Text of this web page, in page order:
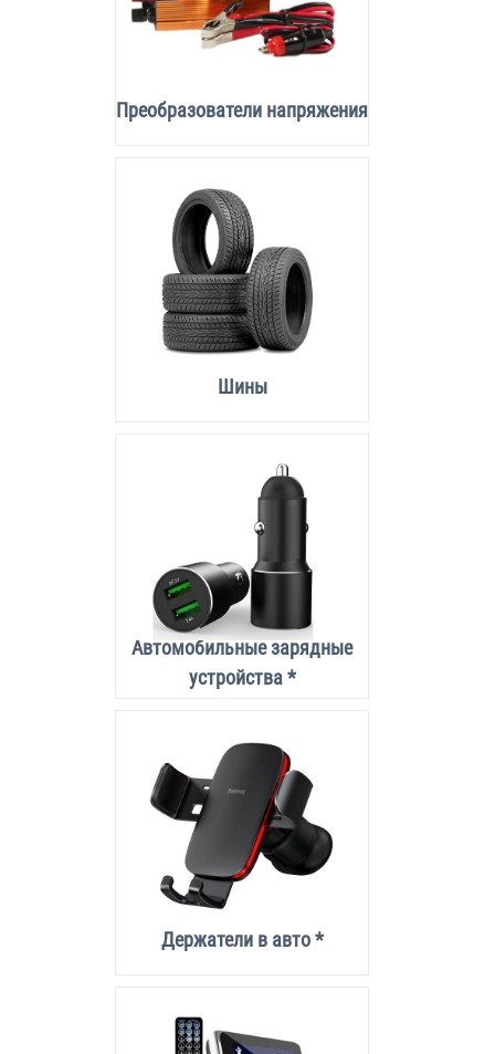
Преобразователи напряжения
Шины
Автомобильные зарядные
устройства *
Держатели в авто *